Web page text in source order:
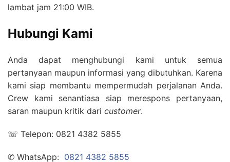
lambat jam 21:00 WIB.
Hubungi Kami
Anda dapat menghubungi kami untuk semua
pertanyaan maupun informasi yang dibutuhkan. Karena
kami siap membantu mempermudah perjalanan Anda.
Crew kami senantiasa siap merespons pertanyaan,
saran maupun kritik dari customer.
☏ Telepon: 0821 4382 5855
✆ WhatsApp: 0821 4382 5855